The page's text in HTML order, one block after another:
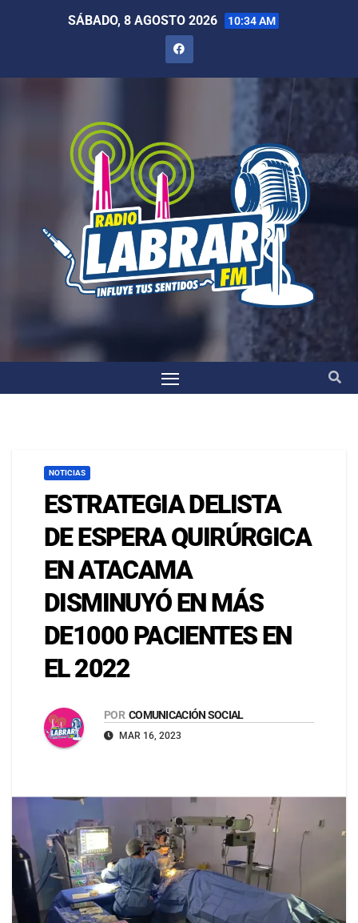
SÁBADO, 8 AGOSTO 2026 10:34 AM
NOTICIAS
ESTRATEGIA DELISTA
DE ESPERA QUIRÚRGICA
EN ATACAMA
DISMINUYÓ EN MÁS
DE1000 PACIENTES EN
EL 2022
POR COMUNICACIÓN SOCIAL
MAR 16, 2023